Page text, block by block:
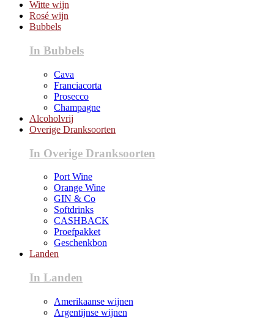
Witte wijn
Rosé wijn
Bubbels
In Bubbels
Cava
Franciacorta
Prosecco
Champagne
Alcoholvrij
Overige Dranksoorten
In Overige Dranksoorten
Port Wine
Orange Wine
GIN & Co
Softdrinks
CASHBACK
Proefpakket
Geschenkbon
Landen
In Landen
Amerikaanse wijnen
Argentijnse wijnen